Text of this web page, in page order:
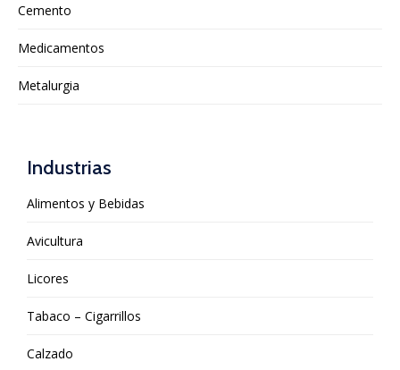
Cemento
Medicamentos
Metalurgia
Industrias
Alimentos y Bebidas
Avicultura
Licores
Tabaco – Cigarrillos
Calzado